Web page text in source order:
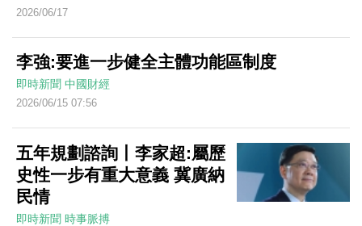
2026/06/17
李強:要進一步健全主體功能區制度
即時新聞 中國財經
2026/06/15 07:56
五年規劃諮詢丨李家超:屬歷
史性一步有重大意義 冀廣納
民情
即時新聞 時事脈搏